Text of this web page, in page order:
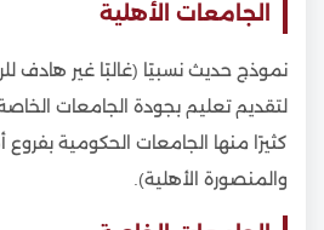
الجامعات الأهلية
نموذج حديث نسبيًا (غالبًا غير هادف
لتقديم تعليم بجودة الجامعات
كثيرًا منها الجامعات الحكومية بفروع
والمنصورة الأهلية).